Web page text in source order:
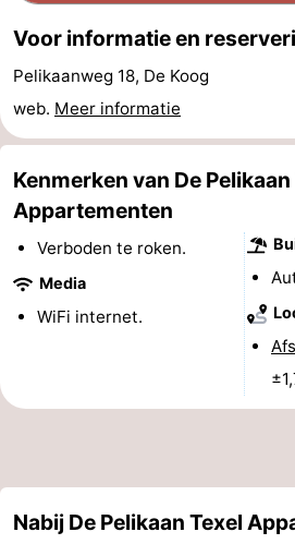
uitkijkpunten
Overnachten
Appartementen
-
Bosch
Zee
-
Vlijt
Hoeve
-
breakfasts)
Hotels
Voor informatie en
Pelikaanweg 18, De Koog
web. Meer informatie
Kenmerken van De Pelikaan
Appartementen
Verboden te roken.
Media
WiFi internet.
Nabij De Pelikaan Texel